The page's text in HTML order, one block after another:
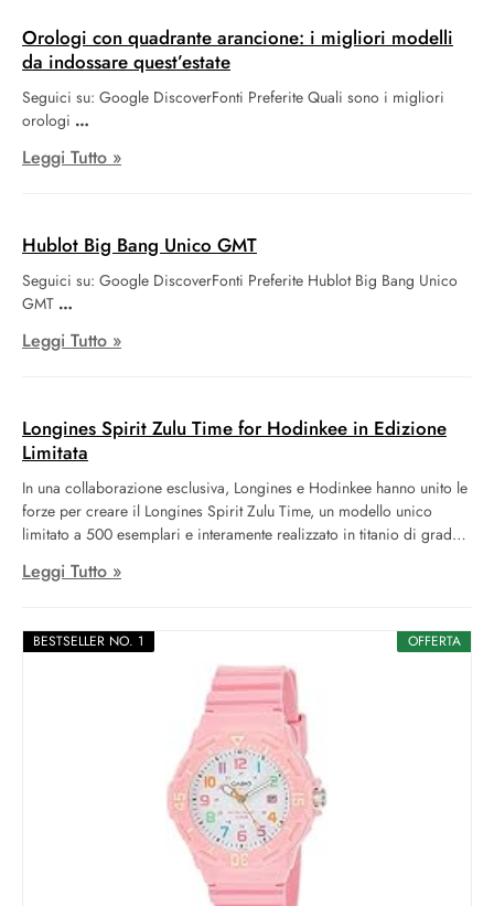
OFFERTA
BESTSELLER NO. 1
Orologi con quadrante arancione: i migliori modelli
da indossare quest’estate
Seguici su: Google DiscoverFonti Preferite Quali sono i migliori
orologi
Leggi Tutto »
Hublot Big Bang Unico GMT
Seguici su: Google DiscoverFonti Preferite Hublot Big Bang Unico
GMT
Leggi Tutto »
Longines Spirit Zulu Time for Hodinkee in Edizione
Limitata
In una collaborazione esclusiva, Longines e Hodinkee hanno unito le
forze per creare il Longines Spirit Zulu Time, un modello unico
limitato a 500 esemplari e interamente realizzato in titanio di grado
leggerezza straordinaria con un design audace e una precisione di
Leggi Tutto »